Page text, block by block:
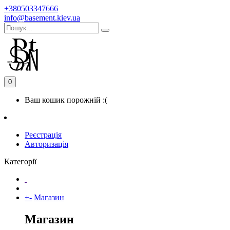
+380503347666
info@basement.kiev.ua
0
Ваш кошик порожній :(
Реєстрація
Авторизація
Категорії
+- Магазин
Магазин